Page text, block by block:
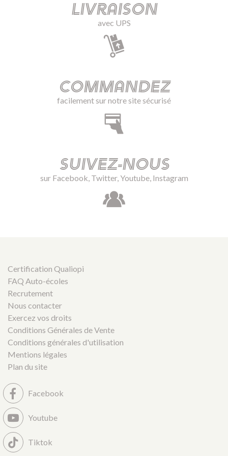
Livraison
avec UPS
Commandez
facilement sur notre site sécurisé
Suivez-nous
sur Facebook, Twitter, Youtube, Instagram
Certification Qualiopi
FAQ Auto-écoles
Recrutement
Nous contacter
Exercez vos droits
Conditions Générales de Vente
Conditions générales d'utilisation
Mentions légales
Plan du site
Facebook
Youtube
Tiktok